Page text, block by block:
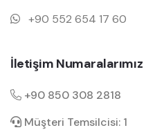
+90 552 654 17 60
İletişim Numaralarımız
+90 850 308 2818
Müşteri Temsilcisi: 1